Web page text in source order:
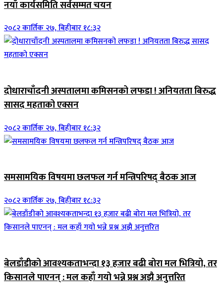
नयाँ कार्यसमिति सर्वसम्मत चयन
२०८२ कार्तिक २७, बिहीबार १८:३२
दोधाराचाँदनी अस्पतालमा कमिसनको लफडा ! अनियतता बिरुद्ध
सासद महताको एक्सन
२०८२ कार्तिक २७, बिहीबार १८:३२
समसामयिक विषयमा छलफल गर्न मन्त्रिपरिषद् बैठक आज
२०८२ कार्तिक २७, बिहीबार १८:३२
बेलडाँडीको आवश्यकताभन्दा १३ हजार बढी बोरा मल भित्रियो, तर
किसानले पाएनन् : मल कहाँ गयो भन्ने प्रश्न अझै अनुत्तरित